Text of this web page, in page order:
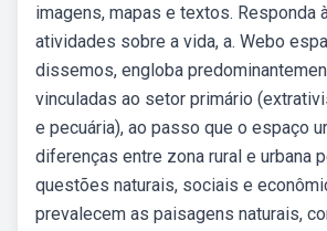
imagens, mapas e textos. Responda
atividades sobre a vida, a. Webo
dissemos, engloba
vinculadas ao setor primário
e pecuária), ao passo que o espaço
diferenças entre zona rural e urbana
questões naturais, sociais e
prevalecem as paisagens naturais,